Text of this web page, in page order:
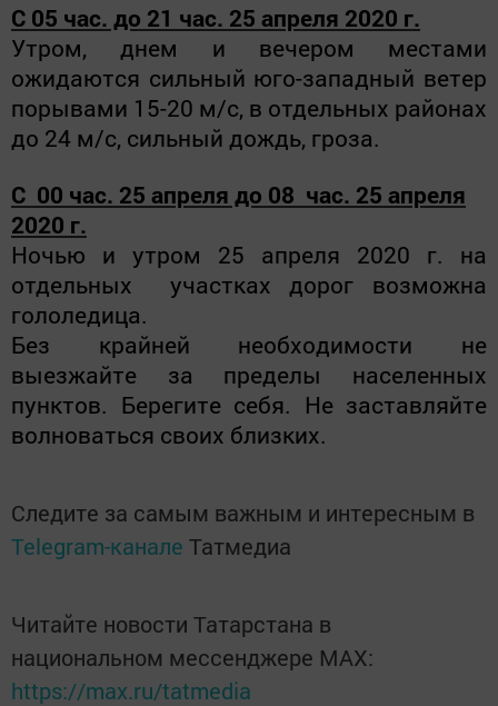
С 05 час. до 21 час. 25 апреля 2020 г.
Утром, днем и вечером местами
ожидаются сильный юго-западный ветер
порывами 15-20 м/с, в отдельных районах
до 24 м/с, сильный дождь, гроза.
С 00 час. 25 апреля до 08 час. 25 апреля
2020 г.
Ночью и утром 25 апреля 2020 г. на
отдельных участках дорог возможна
гололедица.
Без крайней необходимости не
выезжайте за пределы населенных
пунктов. Берегите себя. Не заставляйте
волноваться своих близких.
Следите за самым важным и интересным в
Telegram-канале Татмедиа
Читайте новости Татарстана в
национальном мессенджере MАХ:
https://max.ru/tatmedia